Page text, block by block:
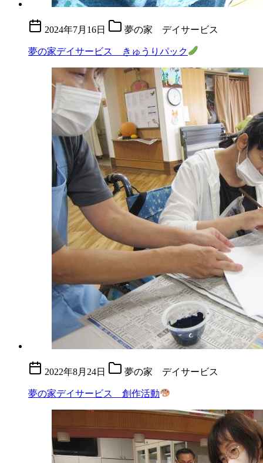
2024年7月16日 夢の家 デイサービス
夢の家デイサービス きゅうりパック
2022年8月24日 夢の家 デイサービス
夢の家デイサービス 創作活動